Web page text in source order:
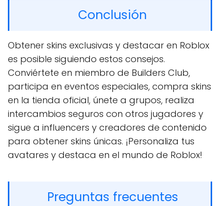
Conclusión
Obtener skins exclusivas y destacar en Roblox
es posible siguiendo estos consejos.
Conviértete en miembro de Builders Club,
participa en eventos especiales, compra skins
en la tienda oficial, únete a grupos, realiza
intercambios seguros con otros jugadores y
sigue a influencers y creadores de contenido
para obtener skins únicas. ¡Personaliza tus
avatares y destaca en el mundo de Roblox!
Preguntas frecuentes